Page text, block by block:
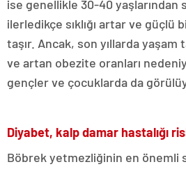
ise genellikle 30-40 yaşlarından
ilerledikçe sıklığı artar ve güçlü
taşır. Ancak, son yıllarda yaşam
ve artan obezite oranları
gençler ve çocuklarda da
Diyabet, kalp damar hastalığı
Böbrek yetmezliğinin en önemli